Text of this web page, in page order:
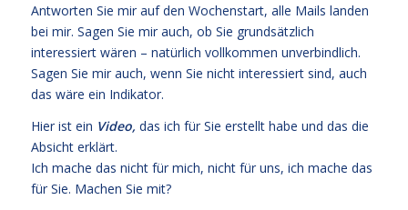
Antworten Sie mir auf den Wochenstart, alle Mails landen
bei mir. Sagen Sie mir auch, ob Sie grundsätzlich
interessiert wären – natürlich vollkommen unverbindlich.
Sagen Sie mir auch, wenn Sie nicht interessiert sind, auch
das wäre ein Indikator.
Hier ist ein Video, das ich für Sie erstellt habe und das die
Absicht erklärt.
Ich mache das nicht für mich, nicht für uns, ich mache das
für Sie. Machen Sie mit?